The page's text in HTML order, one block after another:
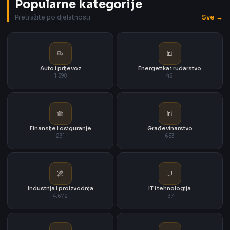
Popularne kategorije
Pretražite po djelatnosti Sve →
Auto i prijevoz
1.598
Energetika i rudarstvo
46
Finansije i osiguranje
231
Građevinarstvo
653
Industrija i proizvodnja
4.672
IT i tehnologija
137